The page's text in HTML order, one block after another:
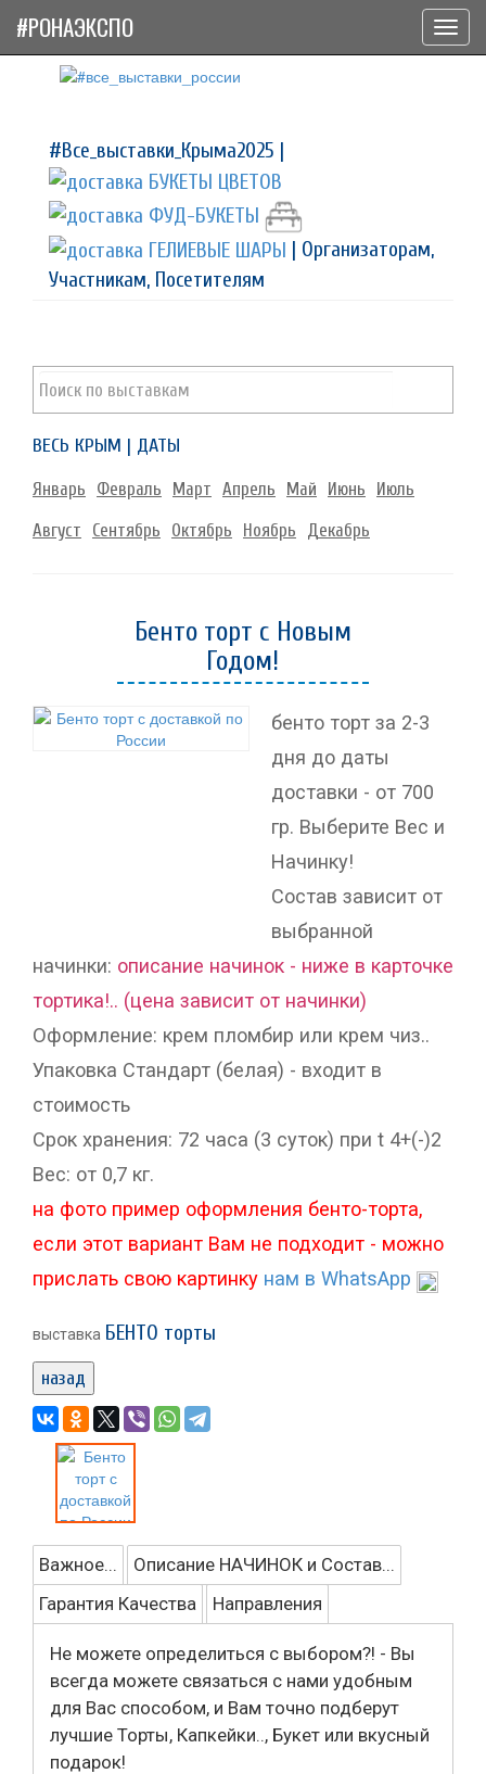
#Все_выставки_Крыма2025 |
| Организаторам,
Участникам, Посетителям
ВЕСЬ КРЫМ | ДАТЫ
Январь Февраль Март Апрель Май Июнь Июль
Август Сентябрь Октябрь Ноябрь Декабрь
Бенто торт с Новым
Годом!
бенто торт за 2-3
дня до даты
доставки - от 700
гр. Выберите Вес и
Начинку!
Состав зависит от
выбранной
начинки: описание начинок - ниже в карточке
тортика!.. (цена зависит от начинки)
Оформление: крем пломбир или крем чиз..
Упаковка Стандарт (белая) - входит в
стоимость
Срок хранения: 72 часа (3 суток) при t 4+(-)2
Вес: от 0,7 кг.
на фото пример оформления бенто-торта,
если этот вариант Вам не подходит - можно
прислать свою картинку нам в WhatsApp
выставка БЕНТО торты
назад
Важное...
Описание НАЧИНОК и Состав...
Гарантия Качества
Направления
Не можете определиться с выбором?! - Вы
всегда можете связаться с нами удобным
для Вас способом, и Вам точно подберут
лучшие Торты, Капкейки.., Букет или вкусный
подарок!
#РОНАЭКСПО